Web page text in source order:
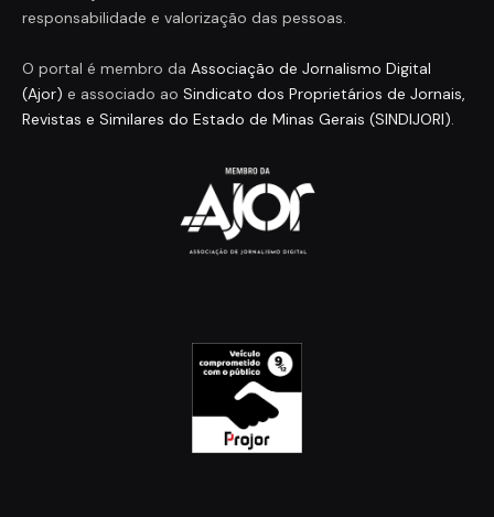
responsabilidade e valorização das pessoas.
O portal é membro da Associação de Jornalismo Digital
(Ajor) e associado ao Sindicato dos Proprietários de Jornais,
Revistas e Similares do Estado de Minas Gerais (SINDIJORI).